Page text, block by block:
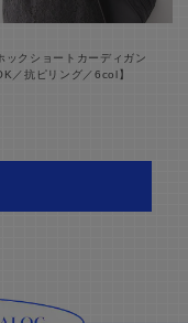
ックショートカーディガン
／抗ピリング／6col】